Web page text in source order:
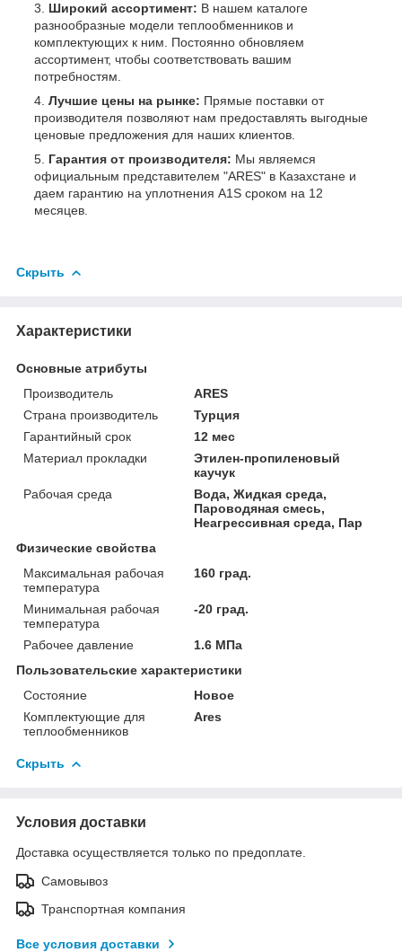
Широкий ассортимент: В нашем каталоге
разнообразные модели теплообменников и
комплектующих к ним. Постоянно обновляем
ассортимент, чтобы соответствовать вашим
потребностям.
Лучшие цены на рынке: Прямые поставки от
производителя позволяют нам предоставлять выгодные
ценовые предложения для наших клиентов.
Гарантия от производителя: Мы являемся
официальным представителем "ARES" в Казахстане и
даем гарантию на уплотнения A1S сроком на 12
месяцев.
Скрыть
Характеристики
Основные атрибуты
Производитель
ARES
Страна производитель
Турция
Гарантийный срок
12 мес
Материал прокладки
Этилен-пропиленовый
каучук
Рабочая среда
Вода, Жидкая среда,
Пароводяная смесь,
Неагрессивная среда, Пар
Физические свойства
Максимальная рабочая
температура
160 град.
Минимальная рабочая
температура
-20 град.
Рабочее давление
1.6 МПа
Пользовательские характеристики
Состояние
Новое
Комплектующие для
теплообменников
Ares
Скрыть
Условия доставки
Доставка осуществляется только по предоплате.
Самовывоз
Транспортная компания
Все условия доставки